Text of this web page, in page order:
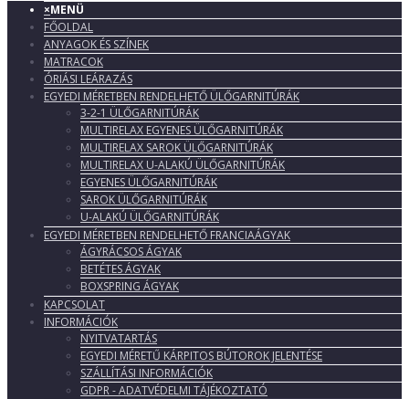
×MENÜ
FŐOLDAL
ANYAGOK ÉS SZÍNEK
MATRACOK
ÓRIÁSI LEÁRAZÁS
EGYEDI MÉRETBEN RENDELHETŐ ÜLŐGARNITÚRÁK
3-2-1 ÜLŐGARNITÚRÁK
MULTIRELAX EGYENES ÜLŐGARNITÚRÁK
MULTIRELAX SAROK ÜLŐGARNITÚRÁK
MULTIRELAX U-ALAKÚ ÜLŐGARNITÚRÁK
EGYENES ÜLŐGARNITÚRÁK
SAROK ÜLŐGARNITÚRÁK
U-ALAKÚ ÜLŐGARNITÚRÁK
EGYEDI MÉRETBEN RENDELHETŐ FRANCIAÁGYAK
ÁGYRÁCSOS ÁGYAK
BETÉTES ÁGYAK
BOXSPRING ÁGYAK
KAPCSOLAT
INFORMÁCIÓK
NYITVATARTÁS
EGYEDI MÉRETŰ KÁRPITOS BÚTOROK JELENTÉSE
SZÁLLÍTÁSI INFORMÁCIÓK
GDPR - ADATVÉDELMI TÁJÉKOZTATÓ